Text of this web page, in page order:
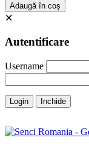
Adaugă în coș
✕
Autentificare
Username
Login Inchide